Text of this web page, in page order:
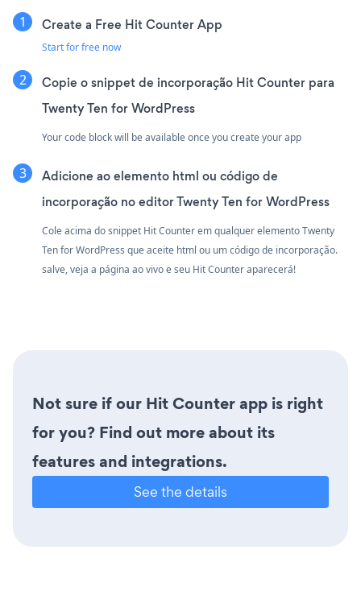
Create a Free Hit Counter App
Start for free now
Copie o snippet de incorporação Hit Counter para
Twenty Ten for WordPress
Your code block will be available once you create your app
Adicione ao elemento html ou código de
incorporação no editor Twenty Ten for WordPress
Cole acima do snippet Hit Counter em qualquer elemento Twenty
Ten for WordPress que aceite html ou um código de incorporação.
salve, veja a página ao vivo e seu Hit Counter aparecerá!
Not sure if our Hit Counter app is right
for you? Find out more about its
features and integrations.
See the details